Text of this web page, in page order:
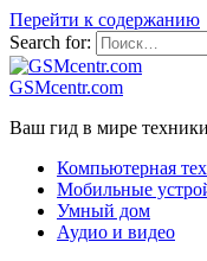
Перейти к содержанию
Search for:
GSMcentr.com
Ваш гид в мире
Компьютерная
Мобильные
Умный дом
Аудио и видео